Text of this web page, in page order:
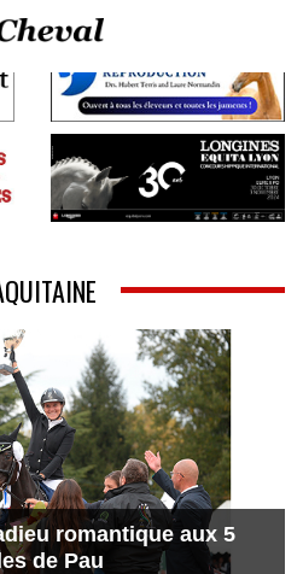
romantique aux 5
de Pau